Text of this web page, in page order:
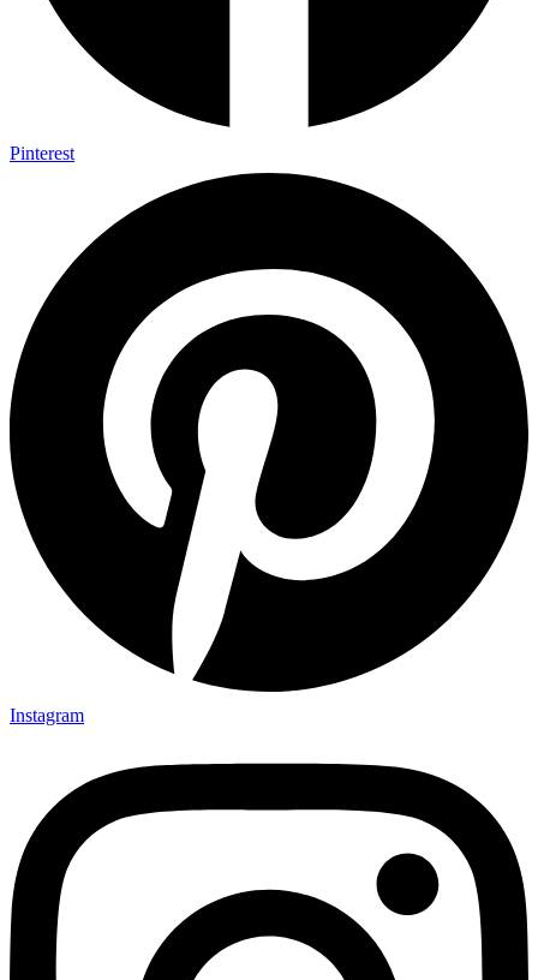
Pinterest
Instagram